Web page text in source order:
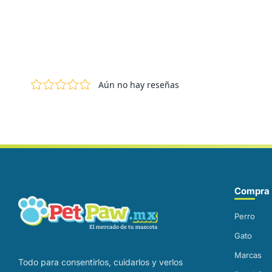
Todo para consentirlos, cuidarlos y verlos
Perro
Gato
Marcas